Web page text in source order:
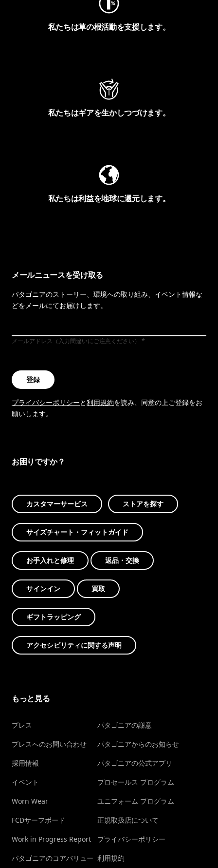
私たちは草の根活動を支援します。
私たちはギアを生かしつづけます。
私たちは利益を地球に還元します。
メールニュースを受け取る
パタゴニアのストーリー、環境への取り組み、イベント情報な
どをメールにてお届けします。
メールアドレス（入力間違いにご注意ください）
登録
プライバシーポリシーと利用規約を読み、同意の上ご登録をお
願いします。
お困りですか？
カスタマーサービス ストアを探す
サイズチャート・フィットガイド
お手入れと修理 返品・交換
サインイン 買取
ギフトラッピング
アクセシビリティに関する声明
もっと見る
プレス
プレスへのお問い合わせ
採用情報
イベント
Worn Wear
FCDサーフボード
Work in Progress Report
パタゴニアのコアバリュー
パタゴニアの謝意
パタゴニアからのお知らせ
パタゴニアの公式アプリ
プロセールス プログラム
ユニフォーム プログラム
正規取扱店について
プライバシーポリシー
利用規約